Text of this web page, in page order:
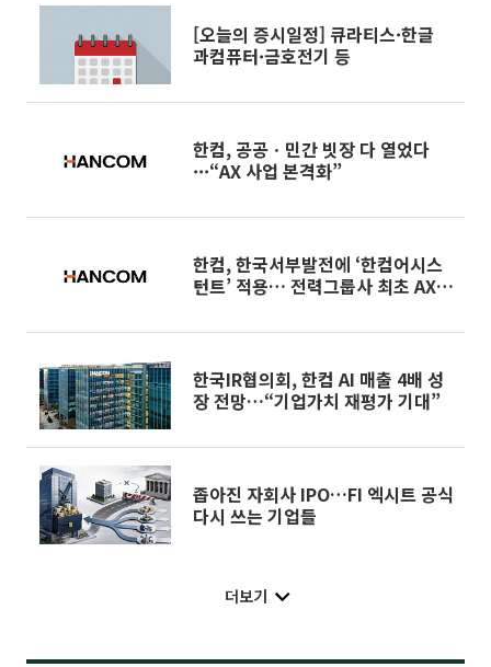
[오늘의 증시일정] 큐라티스·한글
과컴퓨터·금호전기 등
한컴, 공공ㆍ민간 빗장 다 열었다
···“AX 사업 본격화”
한컴, 한국서부발전에 ‘한컴어시스
턴트’ 적용… 전력그룹사 최초 AX
한국IR협의회, 한컴 AI 매출 4배 성
장 전망…“기업가치 재평가 기대”
좁아진 자회사 IPO…FI 엑시트 공식
다시 쓰는 기업들
더보기